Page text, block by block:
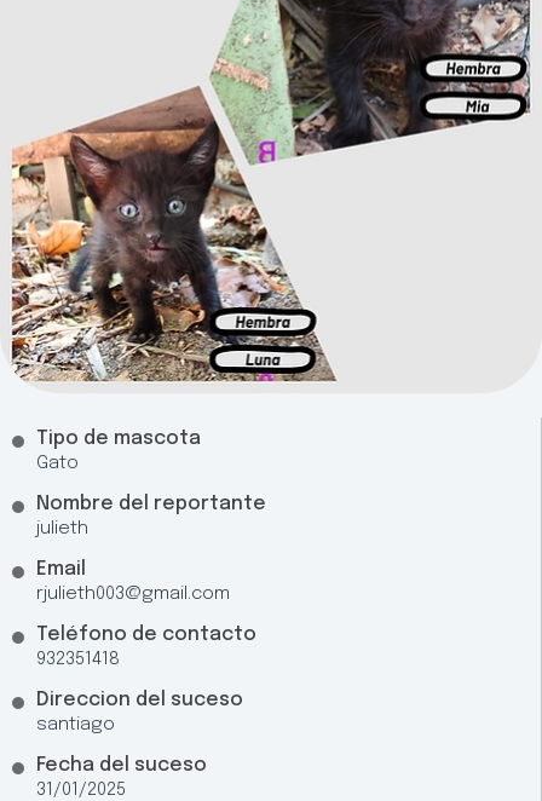
Tipo de mascota
Gato
Nombre del reportante
julieth
Email
rjulieth003@gmail.com
Teléfono de contacto
932351418
Direccion del suceso
santiago
Fecha del suceso
31/01/2025